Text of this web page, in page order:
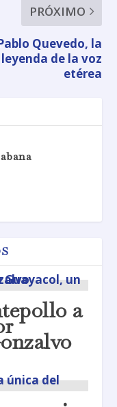
PRÓXIMO
Quevedo, la
leyenda de la voz
etérea
a